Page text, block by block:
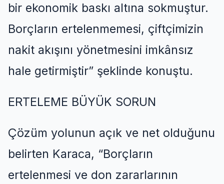
bir ekonomik baskı altına sokmuştur.
Borçların ertelenmemesi, çiftçimizin
nakit akışını yönetmesini imkânsız
hale getirmiştir” şeklinde konuştu.
ERTELEME BÜYÜK SORUN
Çözüm yolunun açık ve net olduğunu
belirten Karaca, “Borçların
ertelenmesi ve don zararlarının